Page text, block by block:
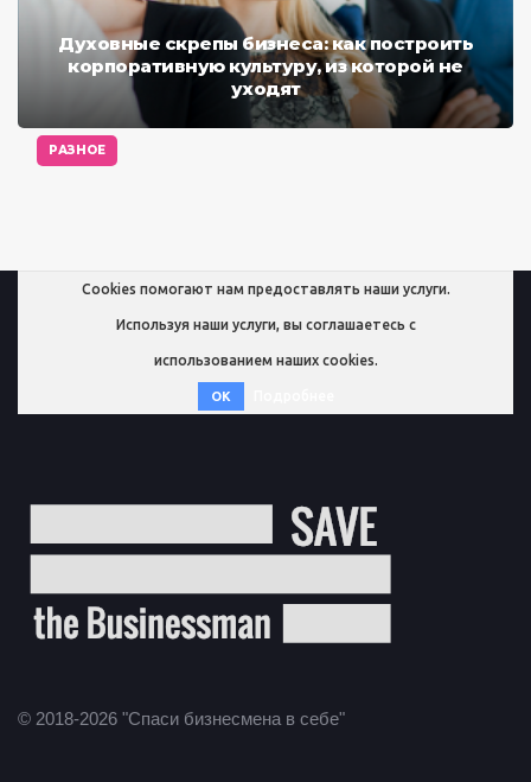
РАЗНОЕ
Духовные скрепы бизнеса: как построить
корпоративную культуру, из которой не
уходят
Cookies помогают нам предоставлять наши услуги.
Используя наши услуги, вы соглашаетесь с
использованием наших cookies.
OK
© 2018-2026 "Спаси бизнесмена в себе"